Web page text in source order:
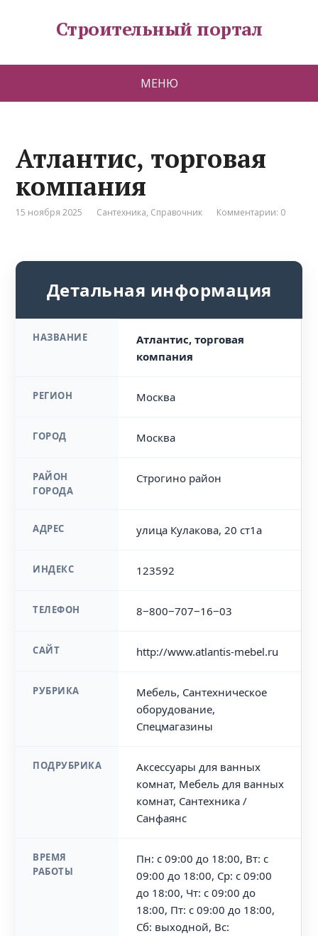
Строительный портал
МЕНЮ
Атлантис, торговая
компания
15 ноября 2025 Сантехника, Справочник Комментарии: 0
Детальная информация
НАЗВАНИЕ
Атлантис, торговая
компания
РЕГИОН Москва
ГОРОД Москва
РАЙОН
ГОРОДА
Строгино район
АДРЕС улица Кулакова, 20 ст1а
ИНДЕКС 123592
ТЕЛЕФОН 8‒800‒707‒16‒03
САЙТ http://www.atlantis-mebel.ru
РУБРИКА
Мебель, Сантехническое
оборудование,
Спецмагазины
ПОДРУБРИКА
Аксессуары для ванных
комнат, Мебель для ванных
комнат, Сантехника /
Санфаянс
ВРЕМЯ
РАБОТЫ
Пн: с 09:00 до 18:00, Вт: с
09:00 до 18:00, Ср: с 09:00
до 18:00, Чт: с 09:00 до
18:00, Пт: с 09:00 до 18:00,
Сб: выходной, Вс: